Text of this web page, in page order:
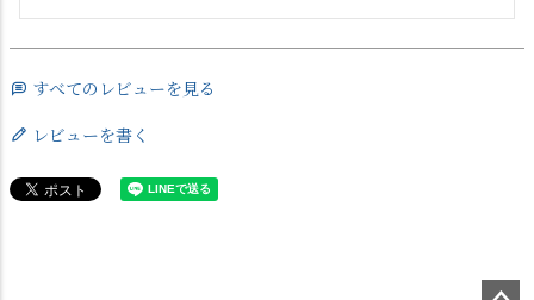
すべてのレビューを見る
レビューを書く